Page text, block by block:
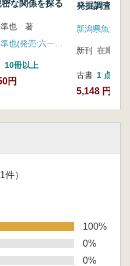
な関係を探る
準也 著
櫻井準也(発売:六一書房)
10冊以上
円
発掘調査報告
新刊 在庫なし
古書 1 点
5,148 円
1件）
100%
0%
0%